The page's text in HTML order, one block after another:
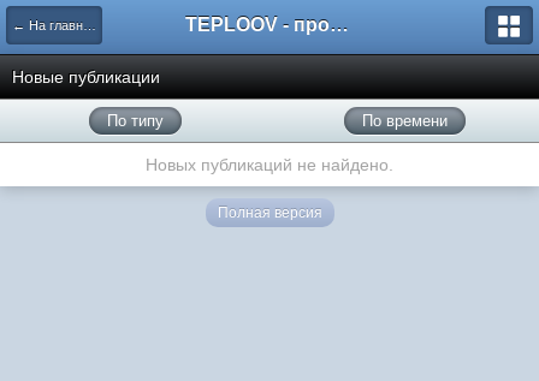
← На главную TEPLOOV - программный комплекс для расчёта систем отопления и вентиляции
Новые публикации
По типу По времени
Новых публикаций не найдено.
Полная версия